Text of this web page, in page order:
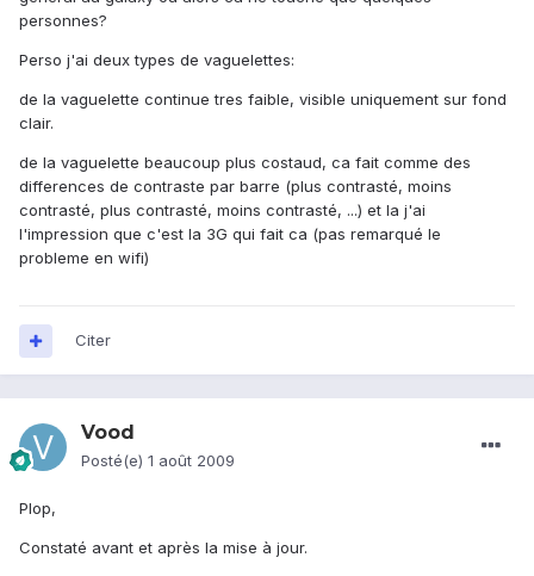
personnes?
Perso j'ai deux types de vaguelettes:
de la vaguelette continue tres faible, visible uniquement sur fond
clair.
de la vaguelette beaucoup plus costaud, ca fait comme des
differences de contraste par barre (plus contrasté, moins
contrasté, plus contrasté, moins contrasté, ...) et la j'ai
l'impression que c'est la 3G qui fait ca (pas remarqué le
probleme en wifi)
Citer
Vood
Posté(e) 1 août 2009
Plop,
Constaté avant et après la mise à jour.